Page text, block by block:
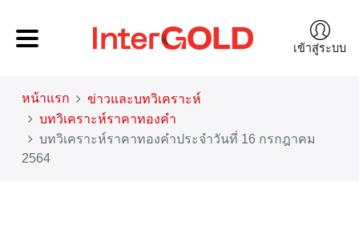
เข้าสู่ระบบ
หน้าแรก
ข่าวและบทวิเคราะห์
บทวิเคราะห์ราคาทองคำ
บทวิเคราะห์ราคาทองคำประจำวันที่ 16 กรกฎาคม
2564